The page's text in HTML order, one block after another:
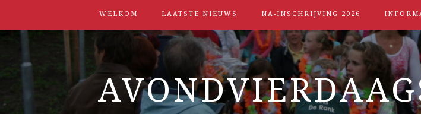
WELKOM LAATSTE NIEUWS NA-INSCHRIJVING 2026